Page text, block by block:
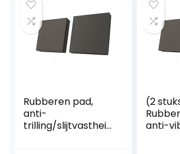
Rubberen pad,
anti-
trilling/slijtvastheid
(2
anti-